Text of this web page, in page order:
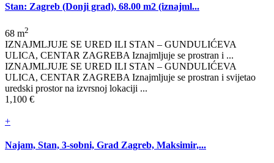
Stan: Zagreb (Donji grad), 68.00 m2 (iznajml...
68 m2
IZNAJMLJUJE SE URED ILI STAN – GUNDULIĆEVA
ULICA, CENTAR ZAGREBA Iznajmljuje se prostran i ...
IZNAJMLJUJE SE URED ILI STAN – GUNDULIĆEVA
ULICA, CENTAR ZAGREBA Iznajmljuje se prostran i svijetao
uredski prostor na izvrsnoj lokaciji ...
1,100 €
+
Najam, Stan, 3-sobni, Grad Zagreb, Maksimir,...